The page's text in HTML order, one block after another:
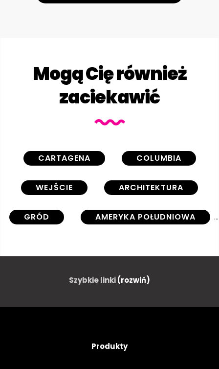
Mogą Cię również
zaciekawić
CARTAGENA COLUMBIA
WEJŚCIE ARCHITEKTURA
GRÓD AMERYKA POŁUDNIOWA
STARY KATOLICKI
KOŚCIÓŁ ZABYTKOWY
Szybkie linki(rozwiń)
Produkty